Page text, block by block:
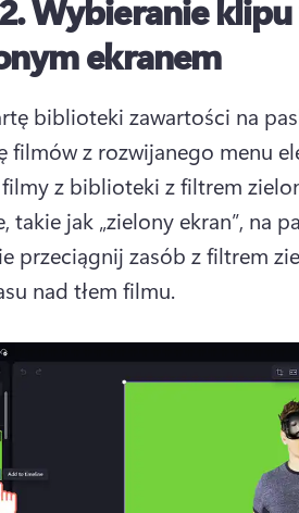
Wybieranie
ekranem
biblioteki zawartości na
z biblioteki z filtrem
przeciągnij zasób z filtrem
nad tłem filmu.